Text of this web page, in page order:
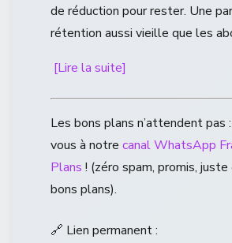
de réduction pour rester. Une
rétention aussi vieille que les
[Lire la suite]
Les bons plans n’attendent pas
vous à notre canal WhatsApp
Plans ! (zéro spam, promis,
bons plans).
🔗 Lien permanent :